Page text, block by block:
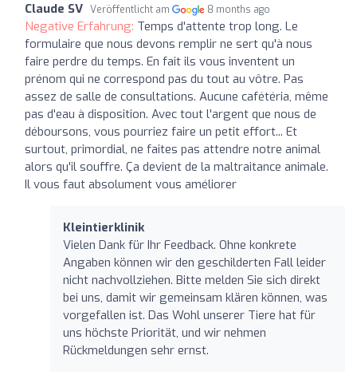
Claude SV Veröffentlicht am 8 months ago
Negative Erfahrung: Temps d'attente trop long. Le
formulaire que nous devons remplir ne sert qu'à nous
faire perdre du temps. En fait ils vous inventent un
prénom qui ne correspond pas du tout au vôtre. Pas
assez de salle de consultations. Aucune cafétéria, même
pas d'eau à disposition. Avec tout l'argent que nous de
déboursons, vous pourriez faire un petit effort... Et
surtout, primordial, ne faites pas attendre notre animal
alors qu'il souffre. Ça devient de la maltraitance animale.
Il vous faut absolument vous améliorer
Kleintierklinik
Vielen Dank für Ihr Feedback. Ohne konkrete
Angaben können wir den geschilderten Fall leider
nicht nachvollziehen. Bitte melden Sie sich direkt
bei uns, damit wir gemeinsam klären können, was
vorgefallen ist. Das Wohl unserer Tiere hat für
uns höchste Priorität, und wir nehmen
Rückmeldungen sehr ernst.